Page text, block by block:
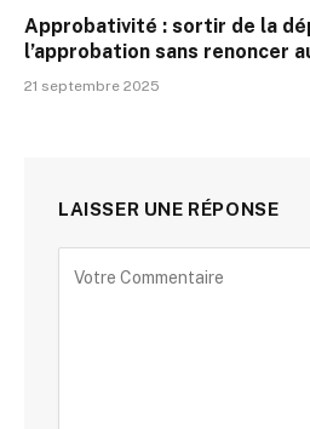
Approbativité : sortir de la
l’approbation sans renoncer
21 septembre 2025
LAISSER UNE RÉPONSE